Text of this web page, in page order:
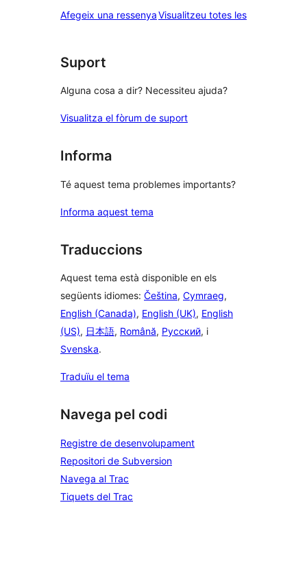
estrelles
de
Afegeix una ressenyaVisualitzeu totes lesressenyes
Suport
Alguna cosa a dir? Necessiteu ajuda?
Visualitza el fòrum de suport
Informa
Té aquest tema problemes importants?
Informa aquest tema
Traduccions
Aquest tema està disponible en els
següents idiomes: Čeština, Cymraeg,
English (Canada), English (UK), English
(US), 日本語, Română, Русский, i
Svenska.
Traduïu el tema
Navega pel codi
Registre de desenvolupament
Repositori de Subversion
Navega al Trac
Tiquets del Trac